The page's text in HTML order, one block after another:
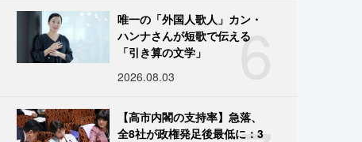
6
唯一の「外国人歌人」カン・
ハンナさんが短歌で伝える
「引き算の文学」
2026.08.03
【高市内閣の支持率】急落、
全8社が政権発足後最低に：3